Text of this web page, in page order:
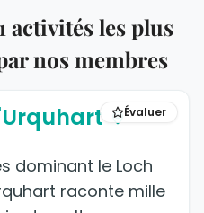
activités les plus
nos membres
Évaluer
dominant le Loch
raconte mille